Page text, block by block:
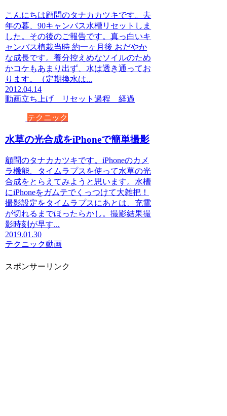
こんにちは顧問のタナカカツキです。去
年の暮、90キャンバス水槽リセットしま
した。その後のご報告です。真っ白いキ
ャンバス植栽当時 約一ヶ月後 おだやか
な成長です。養分控えめなソイルのため
かコケもあまり出ず、水は透き通ってお
ります。（定期換水は...
2012.04.14
動画立ち上げ リセット過程 経過
テクニック
水草の光合成をiPhoneで簡単撮影
顧問のタナカカツキです。iPhoneのカメ
ラ機能、タイムラプスを使って水草の光
合成をとらえてみようと思います。水槽
にiPhoneをガムテでくっつけて大雑把！
撮影設定をタイムラプスにあとは、充電
が切れるまでほったらかし。撮影結果撮
影時刻が早す...
2019.01.30
テクニック動画
スポンサーリンク